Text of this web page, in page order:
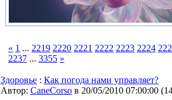
« 1 ... 2219 2220 2221 2222 2223 2224
2237 ... 3355 »
Здоровье : Как погода нами управляет?
Автор: CaneCorso в 20/05/2010 07:00:00 (